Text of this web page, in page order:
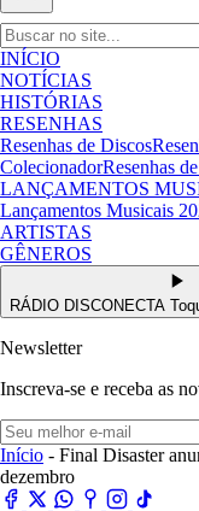
INÍCIO
NOTÍCIAS
HISTÓRIAS
RESENHAS
Resenhas de Discos
ColecionadorResenhas
LANÇAMENTOS
Lançamentos Musicais
ARTISTAS
GÊNEROS
RÁDIO DISCONECTA
Newsletter
Inscreva-se e receba as
Início - Final Disaster
dezembro